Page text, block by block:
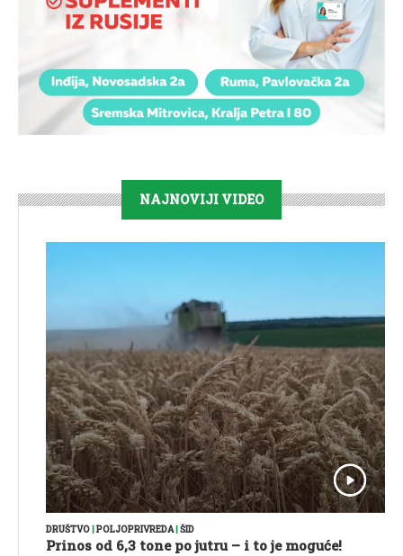
NAJNOVIJI VIDEO
DRUŠTVO POLJOPRIVREDA| ŠID
Prinos od 6,3 tone po jutru – i to je moguće!